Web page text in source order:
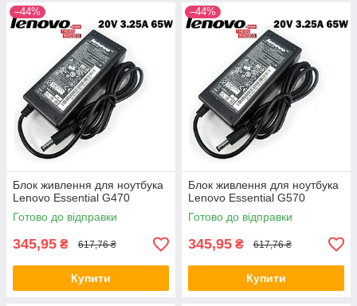
–44%
Блок живлення для ноутбука
Lenovo Essential G470
Готово до відправки
345,95 ₴ 617,76 ₴
Купити
–44%
Блок живлення для ноутбука
Lenovo Essential G570
Готово до відправки
345,95 ₴ 617,76 ₴
Купити